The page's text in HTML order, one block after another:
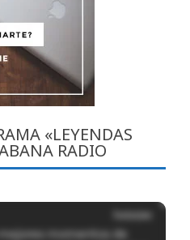
«LEYENDAS
RADIO